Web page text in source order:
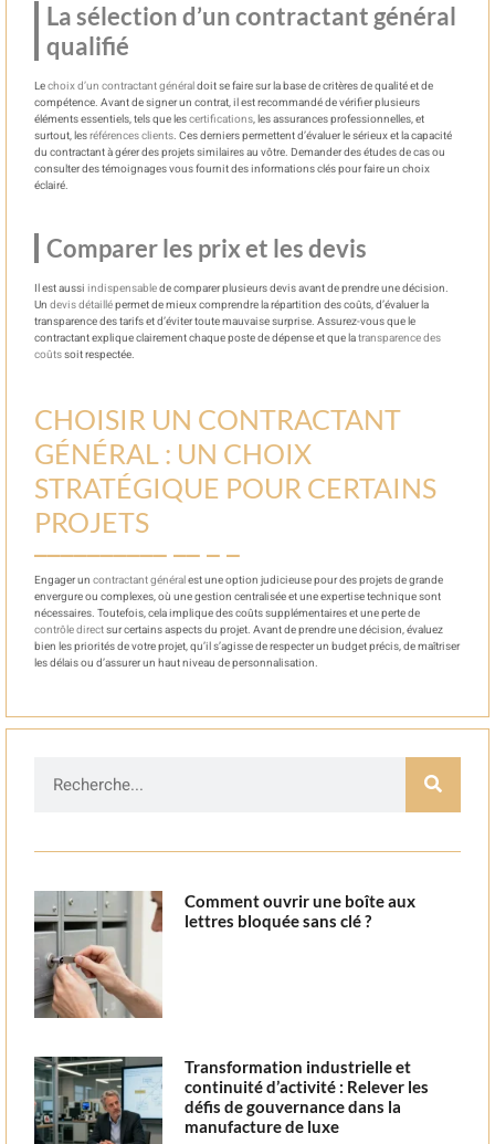
La sélection d’un contractant général
qualifié
Lechoix d’un contractant généraldoit se faire sur la base de critères de qualité et de
compétence. Avant de signer un contrat, il est recommandé de vérifier plusieurs
éléments essentiels, tels que lescertifications, les assurances professionnelles, et
surtout, lesréférences clients. Ces derniers permettent d’évaluer le sérieux et la capacité
du contractant à gérer des projets similaires au vôtre. Demander des études de cas ou
consulter des témoignages vous fournit des informations clés pour faire un choix
éclairé.
Comparer les prix et les devis
Il est aussi indispensablede comparer plusieurs devis avant de prendre une décision.
Un devis détaillépermet de mieux comprendre la répartition des coûts, d’évaluer la
transparence des tarifs et d’éviter toute mauvaise surprise. Assurez-vous que le
contractant explique clairement chaque poste de dépense et que latransparence des
coûtssoit respectée.
CHOISIR UN CONTRACTANT
GÉNÉRAL : UN CHOIX
STRATÉGIQUE POUR CERTAINS
PROJETS
Engager un contractant généralest une option judicieuse pour des projets de grande
envergure ou complexes, où une gestion centralisée et une expertise technique sont
nécessaires. Toutefois, cela implique des coûts supplémentaires et une perte de
contrôle directsur certains aspects du projet. Avant de prendre une décision, évaluez
bien les priorités de votre projet, qu’il s’agisse de respecter un budget précis, de maîtriser
les délais ou d’assurer un haut niveau de personnalisation.
Comment ouvrir une boîte aux
lettres bloquée sans clé ?
Transformation industrielle et
continuité d’activité : Relever les
défis de gouvernance dans la
manufacture de luxe